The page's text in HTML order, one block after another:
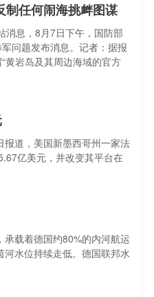
制任何闹海挑衅图谋
消息，8月7日下午，国防部
问题发布消息。记者：据报
黄岩岛及其周边海域的官方
道，美国新墨西哥州一家法
亿美元，并改变其平台在
载着德国约80%的内河航运
水位持续走低。德国联邦水